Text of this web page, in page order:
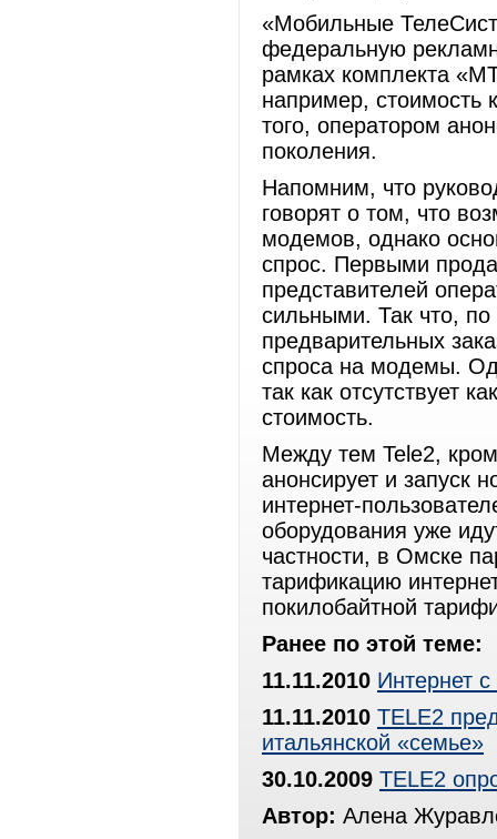
«Мобильные
федеральную
рамках комплекта
например, стоимость
того, оператором
поколения.
Напомним, что
говорят о том, что
модемов, однако
спрос. Первыми
представителей
сильными. Так что,
предварительных
спроса на модемы.
так как отсутствует
стоимость.
Между тем Tele2,
анонсирует и запуск
интернет-
оборудования уже
частности, в Омске
тарификацию
покилобайтной
Ранее по этой теме:
11.11.2010 Интернет
11.11.2010 TELE2
итальянской «семье»
30.10.2009 TELE2
Автор: Алена